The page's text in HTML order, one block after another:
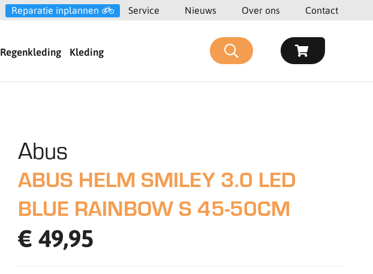
Reparatie inplannen Service Nieuws Over ons Contact
Regenkleding Kleding
Abus
ABUS HELM SMILEY 3.0 LED
BLUE RAINBOW S 45-50CM
€ 49,95